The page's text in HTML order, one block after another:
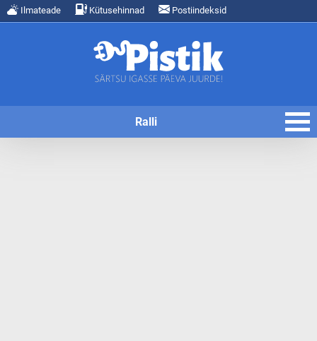
Ilmateade Kütusehinnad Postiindeksid
Ralli